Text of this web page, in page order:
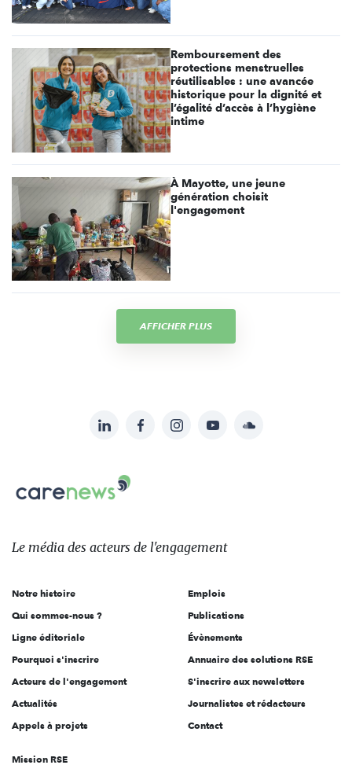
Remboursement des
protections menstruelles
réutilisables : une avancée
historique pour la dignité et
l’égalité d’accès à l’hygiène
intime
À Mayotte, une jeune
génération choisit
l'engagement
AFFICHER PLUS
sur:
LinkedInFacebookInstagramYouTubeSoundcloud
Carenews,
Le
des
l'engagement
Le média des acteurs de l'engagement
Notre histoire
Qui sommes-nous ?
Ligne éditoriale
Pourquoi s'inscrire
Acteurs de l'engagement
Actualités
Appels à projets
Emplois
Publications
Évènements
Annuaire des solutions RSE
S'inscrire aux newsletters
Journalistes et rédacteurs
Contact
Mission RSE